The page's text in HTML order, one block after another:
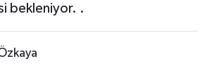
bekleniyor. .